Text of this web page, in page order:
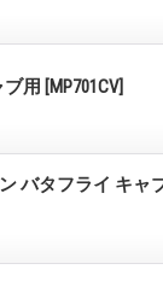
ブ用 [MP701CV]
バタフライ キャ